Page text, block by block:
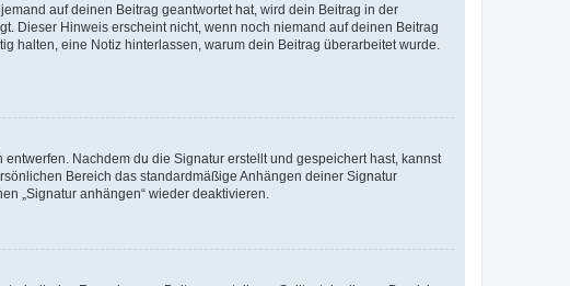
auf deinen Beitrag geantwortet hat, wird dein Beitrag in der
Dieser Hinweis erscheint nicht, wenn noch niemand auf deinen Beitrag
halten, eine Notiz hinterlassen, warum dein Beitrag überarbeitet wurde.
Nachdem du die Signatur erstellt und gespeichert hast, kannst
Bereich das standardmäßige Anhängen deiner Signatur
„Signatur anhängen“ wieder deaktivieren.